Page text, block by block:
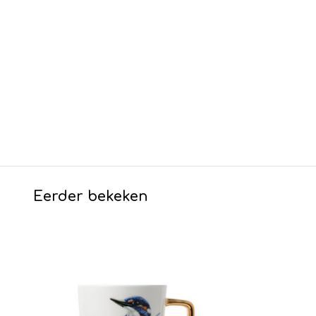
Eerder bekeken